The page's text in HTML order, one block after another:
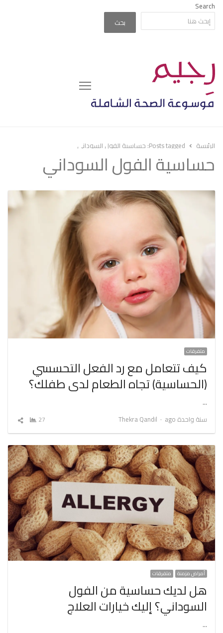
Search
بحث
Menu
الرئيسة Posts tagged: حساسية الفول السوداني
حساسية الفول السوداني
متفرقات
كيف تتعامل مع رد الفعل التحسسي
(الحساسية) تجاه الطعام لدى طفلك؟
…
سنة واحدة ago
Author
Thekra Qandil
27
شارك
أمراض مزمنة متفرقات
هل لديك حساسية من الفول
السوداني؟ إليك خيارات العلاج
…